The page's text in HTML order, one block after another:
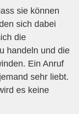
sie können
sich dabei
die
handeln und die
Ein Anruf
sehr liebt.
es keine